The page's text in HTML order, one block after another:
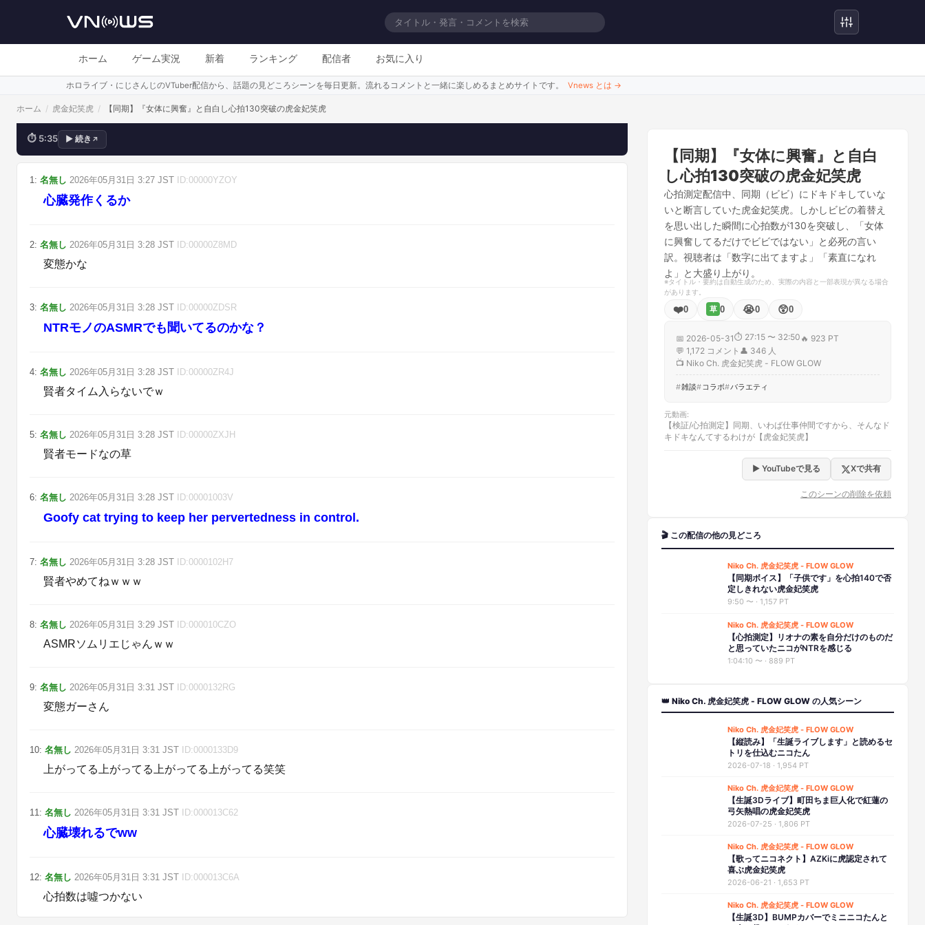
ホーム ゲーム実況 新着 ランキング 配信者 お気に入り
ホロライブ・にじさんじのVTuber配信から、話題の見どころシーンを毎日更新。流れるコメントと一緒に楽しめるまとめサイトです。 Vnews とは →
ホーム / 虎金妃笑虎 / 【同期】『女体に興奮』と自白し心拍130突破の虎金妃笑虎
💬してたよ
女体に興奮してるだけ
⏱ 5:35 ▶ 続き ↗
【同期】『女体に興奮』と自白
し心拍130突破の虎金妃笑虎
心拍測定配信中、同期（ビビ）にドキドキしていな
いと断言していた虎金妃笑虎。しかしビビの着替え
を思い出した瞬間に心拍数が130を突破し、「女体
に興奮してるだけでビビではない」と必死の言い
訳。視聴者は「数字に出てますよ」「素直になれ
よ」と大盛り上がり。
※タイトル・要約は自動生成のため、実際の内容と一部表現が異なる場合
があります。
❤️0 草 0 😭0 😲0
📅 2026-05-31⏱ 27:15 〜 32:50 🔥 923 PT
💬 1,172 コメント 👤 346 人
📺 Niko Ch. 虎金妃笑虎 - FLOW GLOW
雑談 コラボ バラエティ
元動画:
【検証/心拍測定】同期、いわば仕事仲間ですから、そんなド
キドキなんてするわけが【虎金妃笑虎】
▶ YouTubeで見る Xで共有
このシーンの削除を依頼
🎬 この配信の他の見どころ
Niko Ch. 虎金妃笑虎 - FLOW GLOW
【同期ボイス】「子供です」を心拍140で否
定しきれない虎金妃笑虎
9:50 〜 · 1,157 PT
Niko Ch. 虎金妃笑虎 - FLOW GLOW
【心拍測定】リオナの素を自分だけのものだ
と思っていたニコがNTRを感じる
1:04:10 〜 · 889 PT
👑 Niko Ch. 虎金妃笑虎 - FLOW GLOW の人気シーン
Niko Ch. 虎金妃笑虎 - FLOW GLOW
【縦読み】「生誕ライブします」と読めるセ
トリを仕込むニコたん
2026-07-18 · 1,954 PT
Niko Ch. 虎金妃笑虎 - FLOW GLOW
【生誕3Dライブ】町田ちま巨人化で紅蓮の
弓矢熱唱の虎金妃笑虎
2026-07-25 · 1,806 PT
Niko Ch. 虎金妃笑虎 - FLOW GLOW
【歌ってニコネクト】AZKiに虎認定されて
喜ぶ虎金妃笑虎
2026-06-21 · 1,653 PT
Niko Ch. 虎金妃笑虎 - FLOW GLOW
【生誕3D】BUMPカバーでミニニコたんと
1: 名無し 2026年05月31日 3:27 JST ID:00000YZOY
心臓発作くるか
2: 名無し 2026年05月31日 3:28 JST ID:00000Z8MD
変態かな
3: 名無し 2026年05月31日 3:28 JST ID:00000ZDSR
NTRモノのASMRでも聞いてるのかな？
4: 名無し 2026年05月31日 3:28 JST ID:00000ZR4J
賢者タイム入らないでｗ
5: 名無し 2026年05月31日 3:28 JST ID:00000ZXJH
賢者モードなの草
6: 名無し 2026年05月31日 3:28 JST ID:00001003V
Goofy cat trying to keep her pervertedness in control.
7: 名無し 2026年05月31日 3:28 JST ID:0000102H7
賢者やめてねｗｗｗ
8: 名無し 2026年05月31日 3:29 JST ID:000010CZO
ASMRソムリエじゃんｗｗ
9: 名無し 2026年05月31日 3:31 JST ID:0000132RG
変態ガーさん
10: 名無し 2026年05月31日 3:31 JST ID:0000133D9
上がってる上がってる上がってる上がってる笑笑
11: 名無し 2026年05月31日 3:31 JST ID:000013C62
心臓壊れるでww
12: 名無し 2026年05月31日 3:31 JST ID:000013C6A
心拍数は噓つかない